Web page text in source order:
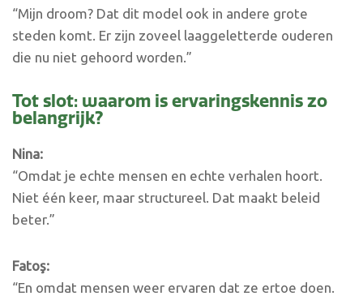
“Mijn droom? Dat dit model ook in andere grote
steden komt. Er zijn zoveel laaggeletterde ouderen
die nu niet gehoord worden.”
Tot slot: waarom is ervaringskennis zo
belangrijk?
Nina:
“Omdat je echte mensen en echte verhalen hoort.
Niet één keer, maar structureel. Dat maakt beleid
beter.”
Fatoş:
“En omdat mensen weer ervaren dat ze ertoe doen.